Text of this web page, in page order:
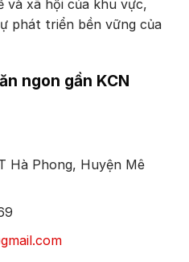
xã hội của khu vực,
phát triển bền vững của
ngon gần KCN
Hà Phong, Huyện Mê